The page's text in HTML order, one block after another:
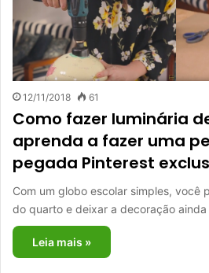
12/11/2018 61
Como fazer luminária
aprenda a fazer uma
pegada Pinterest
Com um globo escolar simples, você
do quarto e deixar a decoração ainda
Leia mais »